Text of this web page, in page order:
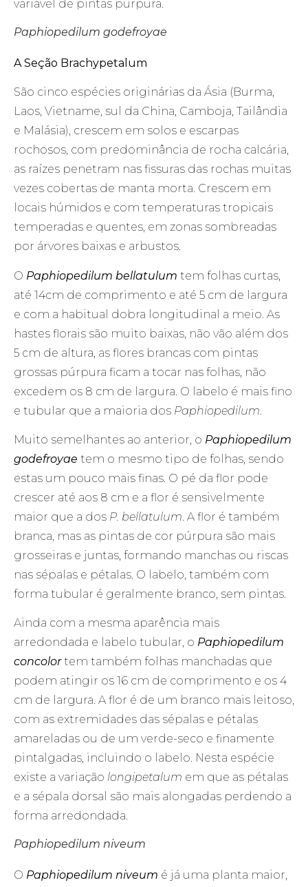
variável de pintas púrpura.
Paphiopedilum godefroyae
A Seção Brachypetalum
São cinco espécies originárias da Ásia (Burma,
Laos, Vietname, sul da China, Camboja, Tailândia
e Malásia), crescem em solos e escarpas
rochosos, com predominância de rocha calcária,
as raízes penetram nas fissuras das rochas muitas
vezes cobertas de manta morta. Crescem em
locais húmidos e com temperaturas tropicais
temperadas e quentes, em zonas sombreadas
por árvores baixas e arbustos.
O Paphiopedilum bellatulum tem folhas curtas,
até 14cm de comprimento e até 5 cm de largura
e com a habitual dobra longitudinal a meio. As
hastes florais são muito baixas, não vão além dos
5 cm de altura, as flores brancas com pintas
grossas púrpura ficam a tocar nas folhas, não
excedem os 8 cm de largura. O labelo é mais fino
e tubular que a maioria dos Paphiopedilum
Muito semelhantes ao anterior, o Paphiopedilum
godefroyae tem o mesmo tipo de folhas, sendo
estas um pouco mais finas. O pé da flor pode
crescer até aos 8 cm e a flor é sensivelmente
maior que a dos P. bellatulum. A flor é também
branca, mas as pintas de cor púrpura são mais
grosseiras e juntas, formando manchas ou riscas
nas sépalas e pétalas. O labelo, também com
forma tubular é geralmente branco, sem pintas.
Ainda com a mesma aparência mais
arredondada e labelo tubular, o Paphiopedilum
concolortem também folhas manchadas que
podem atingir os 16 cm de comprimento e os 4
cm de largura. A flor é de um branco mais leitoso,
com as extremidades das sépalas e pétalas
amareladas ou de um verde-seco e finamente
pintalgadas, incluindo o labelo. Nesta espécie
existe a variação longipetalum em que as pétalas
e a sépala dorsal são mais alongadas perdendo a
forma arredondada.
Paphiopedilum niveum
O Paphiopedilum niveum é já uma planta maior,